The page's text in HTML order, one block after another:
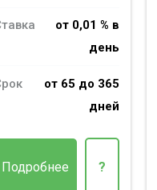
от 0,01 % в
день
от 65 до 365
дней
Подробнее ?